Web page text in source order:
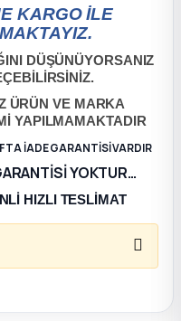
KARGO İLE
DÜŞÜNÜYORSANIZ
ÜRÜN VE MARKA
YAPILMAMAKTADIR
İADE GARANTİSİ VARDIR
YOKTUR…
HIZLI TESLİMAT